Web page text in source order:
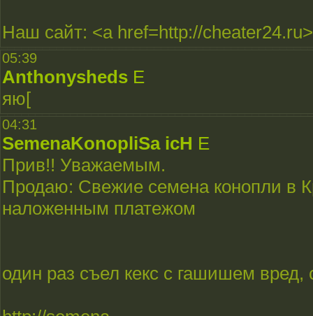
Наш сайт: <a href=http://
05:39
Anthonysheds E
яю[
04:31
SemenaKonopliSa icH E
Прив!! Уважаемым.
Продаю: Свежие семена конопли в
наложенным платежом
один раз съел кекс с гашишем вред,